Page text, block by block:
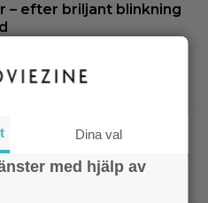
– efter briljant blinkning
från 1984 blev
bästa film”
redo att skapa
säsong 2
Dina val
med hjälp av